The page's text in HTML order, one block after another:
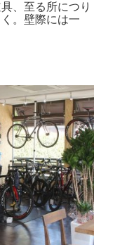
、至る所につり
。壁際には一